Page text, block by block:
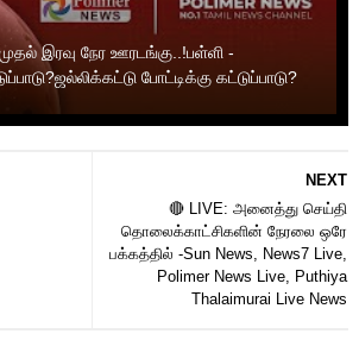
இரவு நேர ஊரடங்கு..!பள்ளி -
போட்டிக்கு கட்டுப்பாடு?
NEXT
🔴 LIVE: அனைத்து செய்தி
தொலைக்காட்சிகளின் நேரலை ஒரே
பக்கத்தில் -Sun News, News7 Live,
Polimer News Live, Puthiya
Thalaimurai Live News